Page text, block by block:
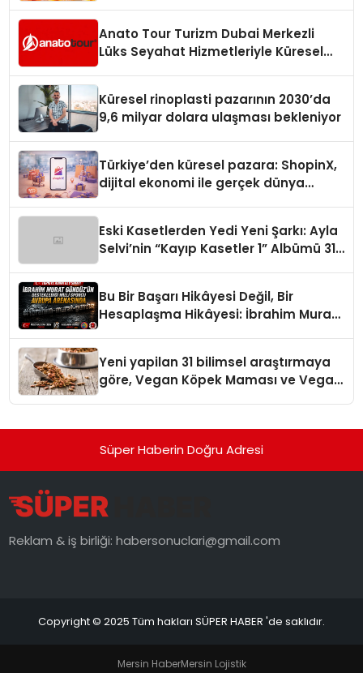
Anato Tour Turizm Dubai Merkezli
Lüks Seyahat Hizmetleriyle Küresel
Küresel rinoplasti pazarının 2030’da
9,6 milyar dolara ulaşması bekleniyor
Türkiye’den küresel pazara: ShopinX,
dijital ekonomi ile gerçek dünya
Eski Kasetlerden Yedi Yeni Şarkı: Ayla
Selvi’nin “Kayıp Kasetler 1” Albümü 31
Bu Bir Başarı Hikâyesi Değil, Bir
Hesaplaşma Hikâyesi: İbrahim Murat
Yeni yapilan 31 bilimsel araştırmaya
göre, Vegan Köpek Maması ve Vegan
Süper Haberin Doğru Adresi
Reklam & iş birliği:habersonuclari@gmail.com
Copyright © 2025 Tüm hakları SÜPER HABER 'de saklıdır.
Mersin HaberMersin Lojistik